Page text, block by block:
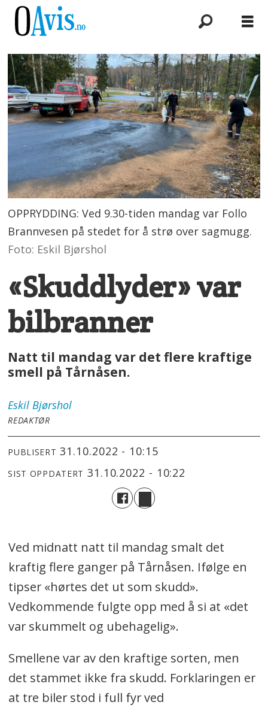
OPPRYDDING: Ved 9.30-tiden mandag var Follo
Brannvesen på stedet for å strø over sagmugg.
Foto: Eskil Bjørshol
«Skuddlyder» var
bilbranner
Natt til mandag var det flere kraftige
smell på Tårnåsen.
Eskil Bjørshol
REDAKTØR
PUBLISERT 31.10.2022 - 10:15
SIST OPPDATERT 31.10.2022 - 10:22
Ved midnatt natt til mandag smalt det
kraftig flere ganger på Tårnåsen. Ifølge en
tipser «hørtes det ut som skudd».
Vedkommende fulgte opp med å si at «det
var skummelt og ubehagelig».
Smellene var av den kraftige sorten, men
det stammet ikke fra skudd. Forklaringen er
at tre biler stod i full fyr ved